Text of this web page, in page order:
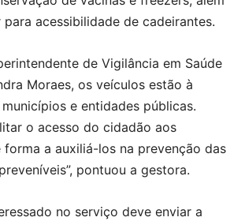
acessibilidade de cadeirantes.
de Vigilância em Saúde
Moraes, os veículos estão à
e entidades públicas.
o acesso do cidadão aos
forma a auxiliá-los na prevenção das
pontuou a gestora.
no serviço deve enviar a